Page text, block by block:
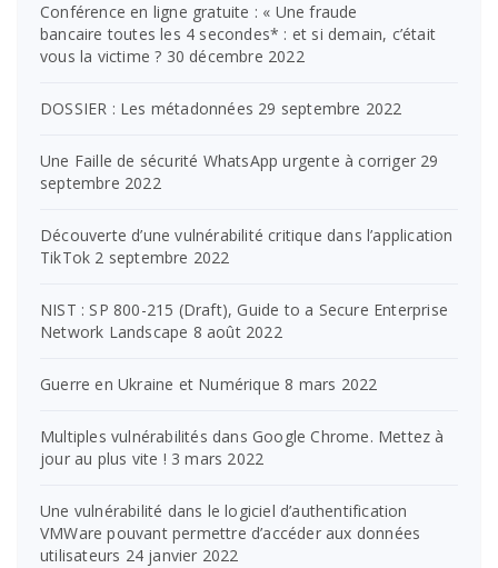
Conférence en ligne gratuite : « Une fraude
bancaire toutes les 4 secondes* : et si demain, c’était
vous la victime ? 30 décembre 2022
DOSSIER : Les métadonnées 29 septembre 2022
Une Faille de sécurité WhatsApp urgente à corriger 29
septembre 2022
Découverte d’une vulnérabilité critique dans l’application
TikTok 2 septembre 2022
NIST : SP 800-215 (Draft), Guide to a Secure Enterprise
Network Landscape 8 août 2022
Guerre en Ukraine et Numérique 8 mars 2022
Multiples vulnérabilités dans Google Chrome. Mettez à
jour au plus vite ! 3 mars 2022
Une vulnérabilité dans le logiciel d’authentification
VMWare pouvant permettre d’accéder aux données
utilisateurs 24 janvier 2022